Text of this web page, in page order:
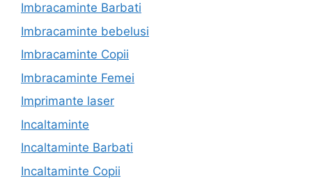
Imbracaminte Barbati
Imbracaminte bebelusi
Imbracaminte Copii
Imbracaminte Femei
Imprimante laser
Incaltaminte
Incaltaminte Barbati
Incaltaminte Copii